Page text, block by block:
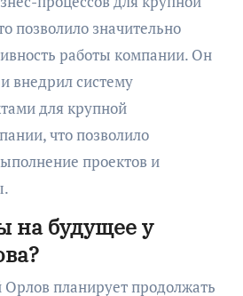
позволило значительно
работы компании. Он
внедрил систему
для крупной
что позволило
проектов и
на будущее у
планирует продолжать